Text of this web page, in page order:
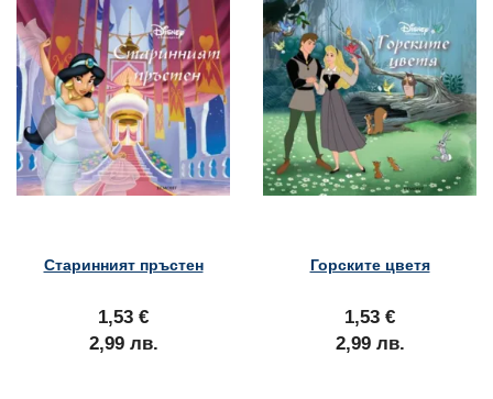
Старинният пръстен
1,53 €
2,99 лв.
Горските цветя
1,53 €
2,99 лв.